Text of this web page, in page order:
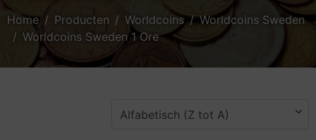
Home Producten Worldcoins
Worldcoins Sweden
Worldcoins Sweden 1 Ore